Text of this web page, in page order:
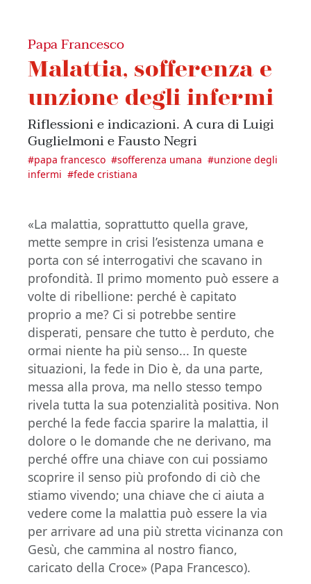
Papa Francesco
Malattia, sofferenza e
unzione degli infermi
Riflessioni e indicazioni. A cura di Luigi
Guglielmoni e Fausto Negri
#papa francesco #sofferenza umana #unzione degli
infermi #fede cristiana
«La malattia, soprattutto quella grave,
mette sempre in crisi l’esistenza umana e
porta con sé interrogativi che scavano in
profondità. Il primo momento può essere a
volte di ribellione: perché è capitato
proprio a me? Ci si potrebbe sentire
disperati, pensare che tutto è perduto, che
ormai niente ha più senso... In queste
situazioni, la fede in Dio è, da una parte,
messa alla prova, ma nello stesso tempo
rivela tutta la sua potenzialità positiva. Non
perché la fede faccia sparire la malattia, il
dolore o le domande che ne derivano, ma
perché offre una chiave con cui possiamo
scoprire il senso più profondo di ciò che
stiamo vivendo; una chiave che ci aiuta a
vedere come la malattia può essere la via
per arrivare ad una più stretta vicinanza con
Gesù, che cammina al nostro fianco,
caricato della Croce» (Papa Francesco).